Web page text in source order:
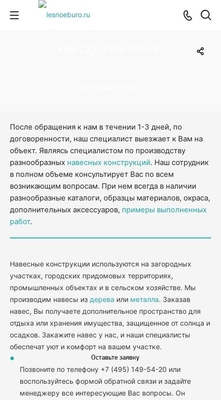
После обращения к нам в течении 1-3 дней, по
договоренности, наш специалист выезжает к Вам на
объект. Являясь специалистом по производству
разнообразных навесных конструкций. Наш сотрудник
в полном объеме консультирует Вас по всем
возникающим вопросам. При нем всегда в наличии
разнообразные каталоги, образцы материалов, окраса,
дополнительных аксессуаров, примеры выполненных
работ.
Навесные конструкции используются на загородных
участках, городских придомовых территориях,
промышленных объектах и в сельском хозяйстве. Мы
производим навесы из дерева или металла. Заказав
навес, Вы получаете дополнительное пространство для
отдыха или хранения имущества, защищенное от солнца и
осадков. Закажите навес у нас, и наши специалисты
обеспечат уют и комфорт на вашем участке.
Оставьте заявку
Позвоните по телефону +7 (495) 149-54-20 или
воспользуйтесь формой обратной связи и задайте
менеджеру все интересующие Вас вопросы. Он